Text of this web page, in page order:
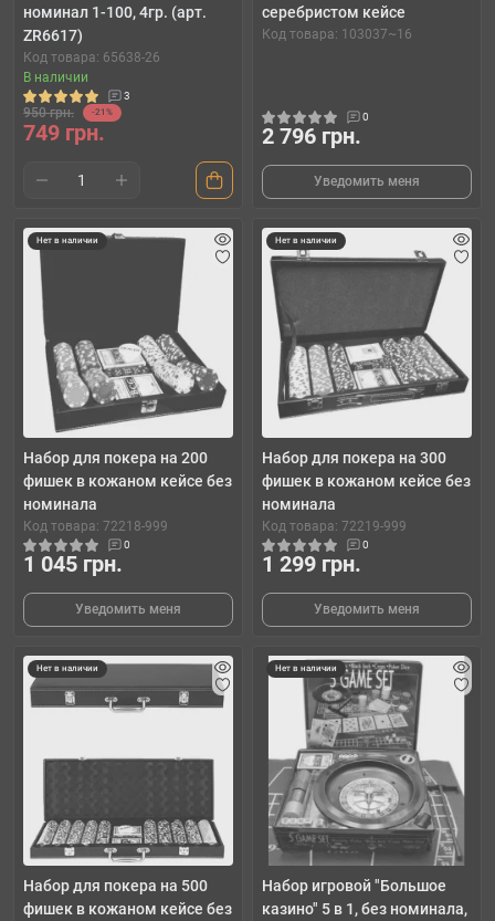
номинал 1-100, 4гр. (арт.
ZR6617)
Код товара: 65638-26
В наличии
3
950 грн. -21%
749 грн.
серебристом кейсе
Код товара: 103037~16
0
2 796 грн.
Уведомить меня
Нет в наличии
Набор для покера на 200
фишек в кожаном кейсе без
номинала
Код товара: 72218-999
0
1 045 грн.
Уведомить меня
Нет в наличии
Набор для покера на 300
фишек в кожаном кейсе без
номинала
Код товара: 72219-999
0
1 299 грн.
Уведомить меня
Нет в наличии
Набор для покера на 500
фишек в кожаном кейсе без
Нет в наличии
Набор игровой "Большое
казино" 5 в 1, без номинала,